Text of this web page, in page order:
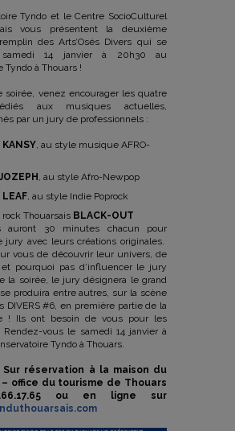
Tyndo et le Centre SocioCulturel
vous présentent la deuxième
des Arts’Osés Divers qui se
14 janvier à 20h30 au
Tyndo à Thouars !
soirée, venez encourager les quatre
aux musiques actuelles,
par un jury de professionnels :
KANSY, au style musique AFRO-
JOZEPH , au style Afro-Newpop
LEAF, au style Indie Poprock
Thouarsais BLACK-OUT
auront 30 minutes chacun pour
jury avec leurs créations originales.
vous de découvrir leur univers, de
pourquoi pas d’influencer le jury
la soirée, le jury désignera le grand
produira entre autres, sur la scène
DIVERS #6, en première partie de la
! Ils ont besoin de vous pour les
Rendez-vous le samedi 14 janvier à
Tyndo à Thouars.
Sur réservation à la maison du
office du tourisme de Thouars
ou en ligne sur